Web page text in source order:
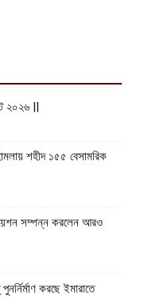
২০২৬ ||
শহীদ ১৫৫ বেসামরিক
সম্পন্ন করলেন আরও
করছে ইমারাতে